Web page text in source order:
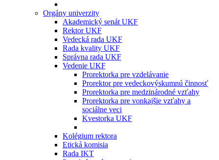
Orgány univerzity
Akademický senát UKF
Rektor UKF
Vedecká rada UKF
Rada kvality UKF
Správna rada UKF
Vedenie UKF
Prorektorka pre vzdelávanie
Prorektor pre vedeckovýskumnú činnosť
Prorektorka pre medzinárodné vzťahy
Prorektorka pre vonkajšie vzťahy a
sociálne veci
Kvestorka UKF
Kolégium rektora
Etická komisia
Rada IKT